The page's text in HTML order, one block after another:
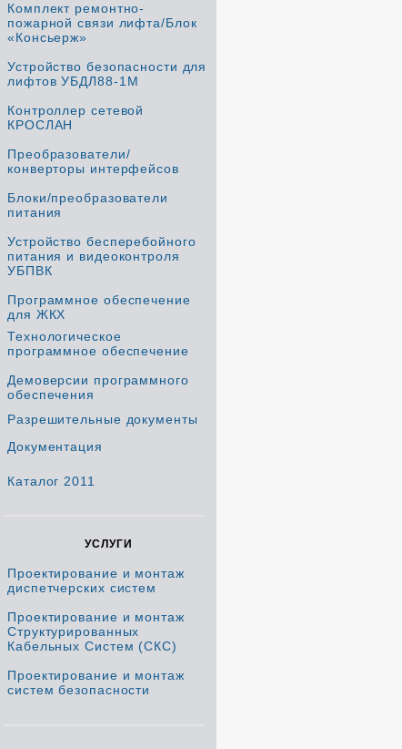
Комплект ремонтно-
пожарной связи лифта/Блок
«Консьерж»
Устройство безопасности для
лифтов УБДЛ88-1М
Контроллер сетевой
КРОСЛАН
Преобразователи/
конверторы интерфейсов
Блоки/преобразователи
питания
Устройство бесперебойного
питания и видеоконтроля
УБПВК
Программное обеспечение
для ЖКХ
Технологическое
программное обеспечение
Демоверсии программного
обеспечения
Разрешительные документы
Документация
Каталог 2011
УСЛУГИ
Проектирование и монтаж
диспетчерских систем
Проектирование и монтаж
Структурированных
Кабельных Систем (СКС)
Проектирование и монтаж
систем безопасности